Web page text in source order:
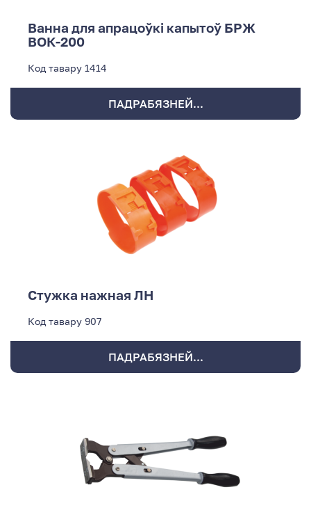
Ванна для апрацоўкі капытоў БРЖ
ВОК-200
Код тавару 1414
ПАДРАБЯЗНЕЙ...
Стужка нажная ЛН
Код тавару 907
ПАДРАБЯЗНЕЙ...